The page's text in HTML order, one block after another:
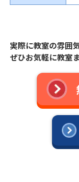
実際に教室の雰囲
ぜひお気軽に教室